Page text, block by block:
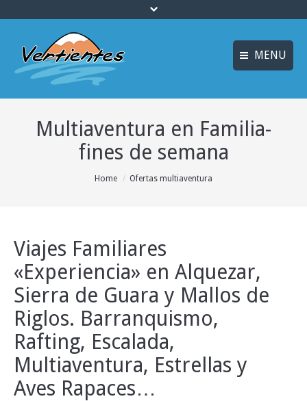
MENU
FRANÇAIS
ENGLISH
INICIO
MULTIAVENTURA y
ECOTURISMO
OFERTAS
CURSOS
INFO Y RESERVAS
Multiaventura en Familia-
fines de semana
Home Ofertas multiaventura
Viajes Familiares
«Experiencia» en Alquezar,
Sierra de Guara y Mallos de
Riglos. Barranquismo,
Rafting, Escalada,
Multiaventura, Estrellas y
Aves Rapaces…